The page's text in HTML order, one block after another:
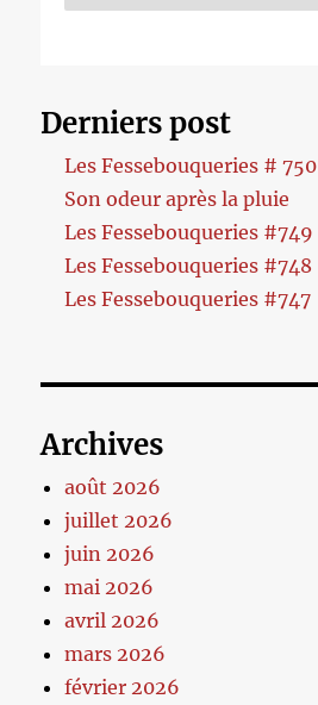
Derniers post
Les Fessebouqueries # 750
Son odeur après la pluie
Les Fessebouqueries #749
Les Fessebouqueries #748
Les Fessebouqueries #747
Archives
août 2026
juillet 2026
juin 2026
mai 2026
avril 2026
mars 2026
février 2026